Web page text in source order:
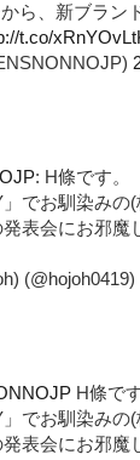
ら、新ブラン
t.co/
: H條です。
」でお馴染み
表会にお邪魔
(@hojoh0419)
H條です
」でお馴染み
表会にお邪魔